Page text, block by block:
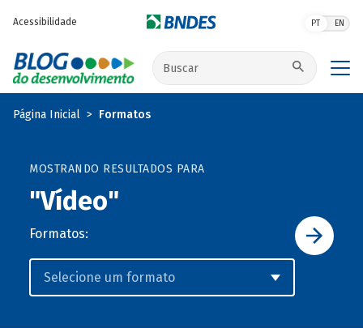
Acessibilidade PT EN
Buscar no site
Página Inicial Formatos
MOSTRANDO RESULTADOS PARA
"Vídeo"
Formatos: